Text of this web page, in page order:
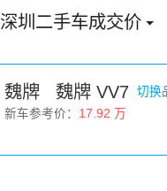
深圳二手车成交价
魏牌 魏牌 VV7
切换
新车参考价： 17.92 万